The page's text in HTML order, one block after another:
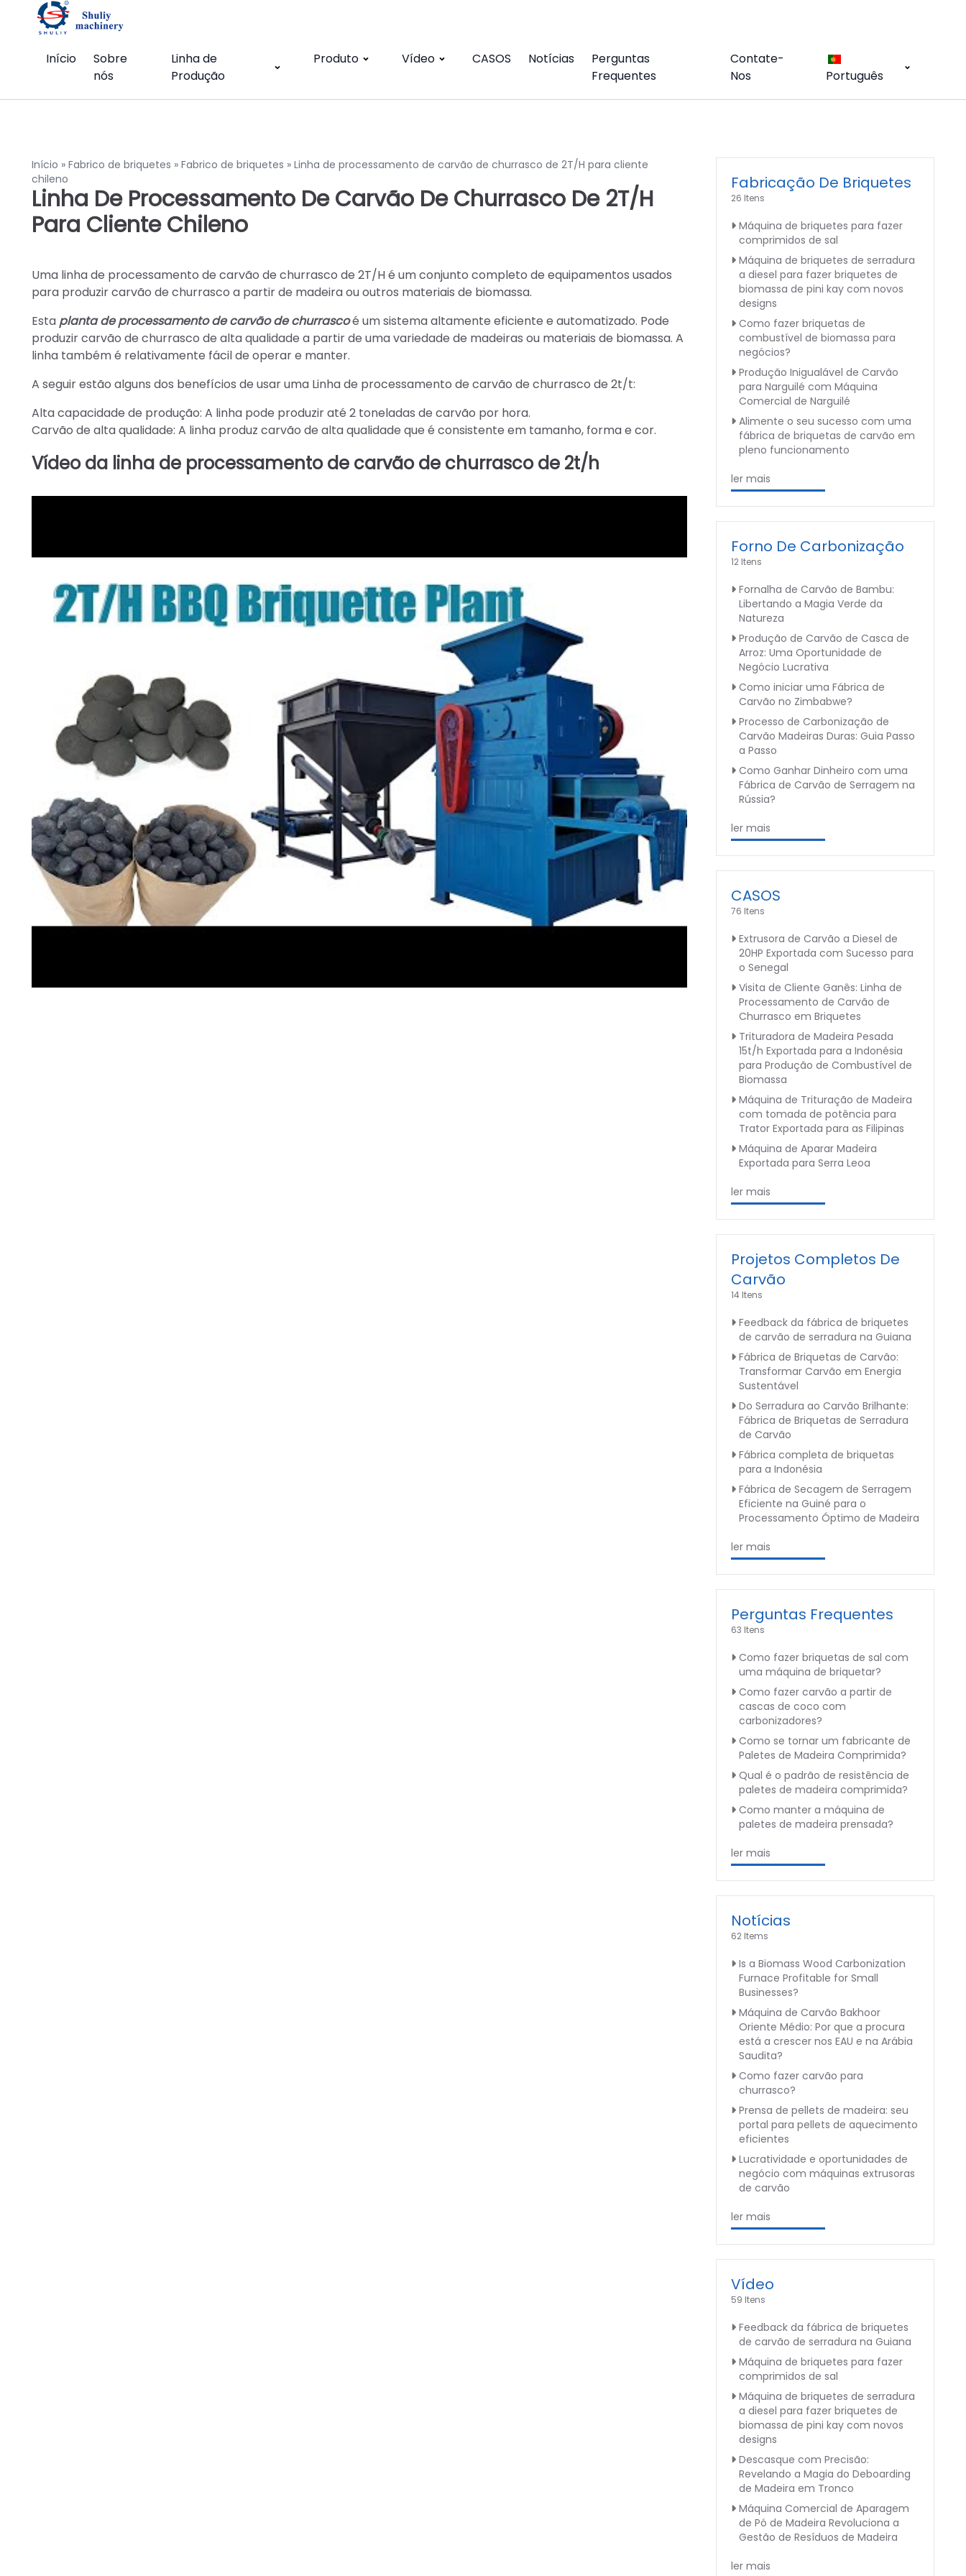
Início
Sobre
nós
Linha de
Produção
Produto Vídeo CASOS Notícias
Perguntas
Frequentes
Contate-
Nos
Português
Início » Fabrico de briquetes » Fabrico de briquetes » Linha de processamento de carvão de churrasco de 2T/H para cliente
chileno
Linha De Processamento De Carvão De Churrasco De 2T/H
Para Cliente Chileno
Uma linha de processamento de carvão de churrasco de 2T/H é um conjunto completo de equipamentos usados
para produzir carvão de churrasco a partir de madeira ou outros materiais de biomassa.
Esta planta de processamento de carvão de churrascoé um sistema altamente eficiente e automatizado. Pode
produzir carvão de churrasco de alta qualidade a partir de uma variedade de madeiras ou materiais de biomassa. A
linha também é relativamente fácil de operar e manter.
A seguir estão alguns dos benefícios de usar uma Linha de processamento de carvão de churrasco de 2t/t:
Alta capacidade de produção: A linha pode produzir até 2 toneladas de carvão por hora.
Carvão de alta qualidade: A linha produz carvão de alta qualidade que é consistente em tamanho, forma e cor.
Vídeo da linha de processamento de carvão de churrasco de 2t/h
Fabricação De Briquetes
26 Itens
Máquina de briquetes para fazer
comprimidos de sal
Máquina de briquetes de serradura
a diesel para fazer briquetes de
biomassa de pini kay com novos
designs
Como fazer briquetas de
combustível de biomassa para
negócios?
Produção Inigualável de Carvão
para Narguilé com Máquina
Comercial de Narguilé
Alimente o seu sucesso com uma
fábrica de briquetas de carvão em
pleno funcionamento
ler mais
Forno De Carbonização
12 Itens
Fornalha de Carvão de Bambu:
Libertando a Magia Verde da
Natureza
Produção de Carvão de Casca de
Arroz: Uma Oportunidade de
Negócio Lucrativa
Como iniciar uma Fábrica de
Carvão no Zimbabwe?
Processo de Carbonização de
Carvão Madeiras Duras: Guia Passo
a Passo
Como Ganhar Dinheiro com uma
Fábrica de Carvão de Serragem na
Rússia?
ler mais
CASOS
76 Itens
Extrusora de Carvão a Diesel de
20HP Exportada com Sucesso para
o Senegal
Visita de Cliente Ganês: Linha de
Processamento de Carvão de
Churrasco em Briquetes
Trituradora de Madeira Pesada
15t/h Exportada para a Indonésia
para Produção de Combustível de
Biomassa
Máquina de Trituração de Madeira
com tomada de potência para
Trator Exportada para as Filipinas
Máquina de Aparar Madeira
Exportada para Serra Leoa
ler mais
Projetos Completos De
Carvão
14 Itens
Feedback da fábrica de briquetes
de carvão de serradura na Guiana
Fábrica de Briquetas de Carvão:
Transformar Carvão em Energia
Sustentável
Do Serradura ao Carvão Brilhante:
Fábrica de Briquetas de Serradura
de Carvão
Fábrica completa de briquetas
para a Indonésia
Fábrica de Secagem de Serragem
Eficiente na Guiné para o
Processamento Óptimo de Madeira
ler mais
Perguntas Frequentes
63 Itens
Como fazer briquetas de sal com
uma máquina de briquetar?
Como fazer carvão a partir de
cascas de coco com
carbonizadores?
Como se tornar um fabricante de
Paletes de Madeira Comprimida?
Qual é o padrão de resistência de
paletes de madeira comprimida?
Como manter a máquina de
paletes de madeira prensada?
ler mais
Notícias
62 Items
Is a Biomass Wood Carbonization
Furnace Profitable for Small
Businesses?
Máquina de Carvão Bakhoor
Oriente Médio: Por que a procura
está a crescer nos EAU e na Arábia
Saudita?
Como fazer carvão para
churrasco?
Prensa de pellets de madeira: seu
portal para pellets de aquecimento
eficientes
Lucratividade e oportunidades de
negócio com máquinas extrusoras
de carvão
ler mais
Vídeo
59 Itens
Feedback da fábrica de briquetes
de carvão de serradura na Guiana
Máquina de briquetes para fazer
comprimidos de sal
Máquina de briquetes de serradura
a diesel para fazer briquetes de
biomassa de pini kay com novos
designs
Descasque com Precisão:
Revelando a Magia do Deboarding
de Madeira em Tronco
Máquina Comercial de Aparagem
de Pó de Madeira Revoluciona a
Gestão de Resíduos de Madeira
ler mais